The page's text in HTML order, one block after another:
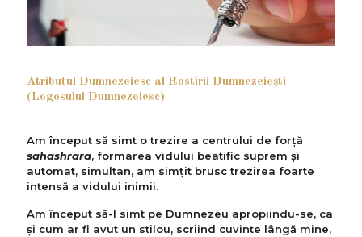
Atributul Dumnezeiesc al Rostirii Dumnezeiești
(Logosului Dumnezeiesc)
Am început să simt o trezire a centrului de forță
sahashrara, formarea vidului beatific suprem și
automat, simultan, am simțit brusc trezirea foarte
intensă a vidului inimii.
Am început să-l simt pe Dumnezeu apropiindu-se, ca
și cum ar fi avut un stilou, scriind cuvinte lângă mine,